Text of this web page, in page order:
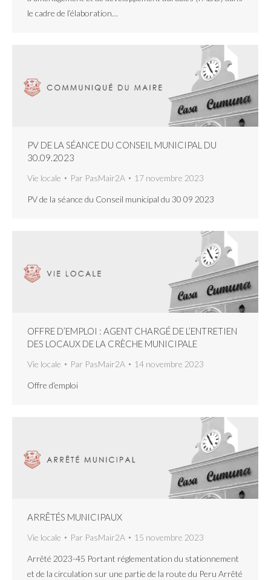
le cadre de l’élaboration…
PV DE LA SÉANCE DU CONSEIL MUNICIPAL DU
30.09.2023
Vie locale Par PasMair2A 17 novembre 2023
PV de la séance du Conseil municipal du 30 09 2023
OFFRE D’EMPLOI : AGENT CHARGÉ DE L’ENTRETIEN
DES LOCAUX DE LA CRÈCHE MUNICIPALE
Vie locale Par PasMair2A 14 novembre 2023
Offre d’emploi
ARRÊTÉS MUNICIPAUX
Vie locale Par PasMair2A 15 novembre 2023
Arrêté 2023-45 Portant réglementation du stationnement
et de la circulation sur une partie de la route du Peru Arrêté